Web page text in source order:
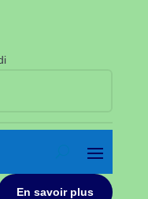
En savoir plus